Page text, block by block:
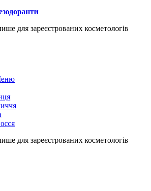
для зареєстрованих косметологів
для зареєстрованих косметологів